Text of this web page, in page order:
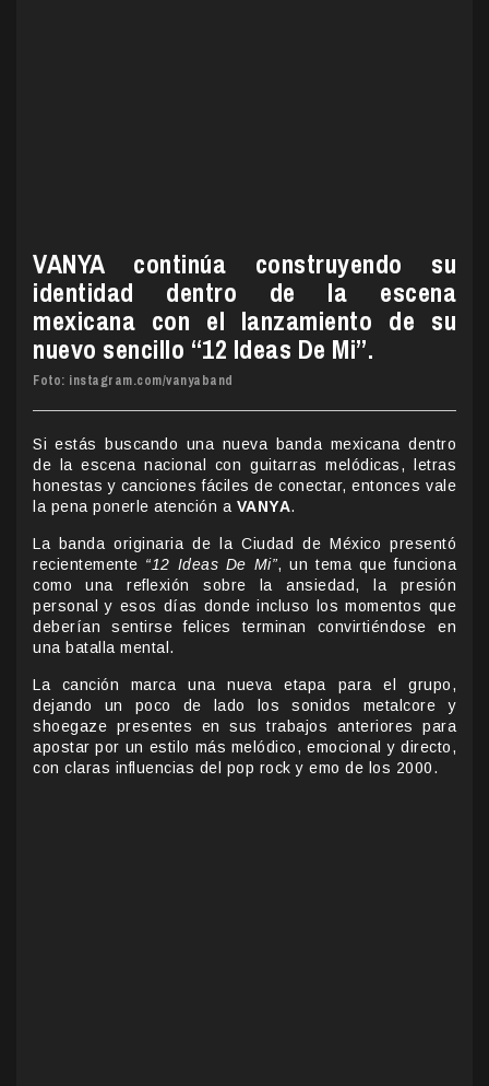
VANYA continúa construyendo su
identidad dentro de la escena
mexicana con el lanzamiento de su
nuevo sencillo “12 Ideas De Mi”.
Foto: instagram.com/vanyaband
Si estás buscando una nueva banda mexicana dentro
de la escena nacional con guitarras melódicas, letras
honestas y canciones fáciles de conectar, entonces vale
la pena ponerle atención a VANYA.
La banda originaria de la Ciudad de México presentó
recientemente “12 Ideas De Mi”, un tema que funciona
como una reflexión sobre la ansiedad, la presión
personal y esos días donde incluso los momentos que
deberían sentirse felices terminan convirtiéndose en
una batalla mental.
La canción marca una nueva etapa para el grupo,
dejando un poco de lado los sonidos metalcore y
shoegaze presentes en sus trabajos anteriores para
apostar por un estilo más melódico, emocional y directo,
con claras influencias del pop rock y emo de los 2000.